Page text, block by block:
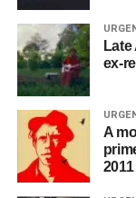
ex-
A
2011